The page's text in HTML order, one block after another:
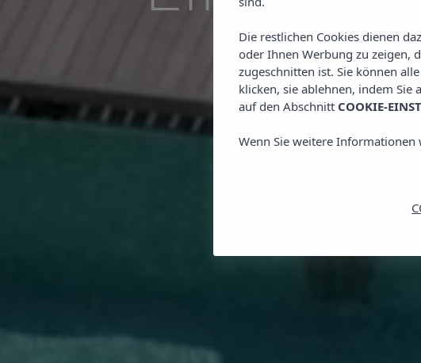
Die restlichen Cookies dienen
oder Ihnen Werbung zu zeigen,
zugeschnitten ist. Sie können
klicken, sie ablehnen, indem Sie
auf den Abschnitt COOKIE-
Wenn Sie weitere Informationen